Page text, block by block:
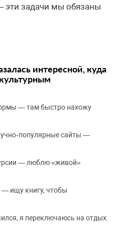
эти задачи мы обязаны
интересной, куда
— там быстро нахожу
сайты —
— люблю «живой»
ищу книгу, чтобы
я переключаюсь на отдых.